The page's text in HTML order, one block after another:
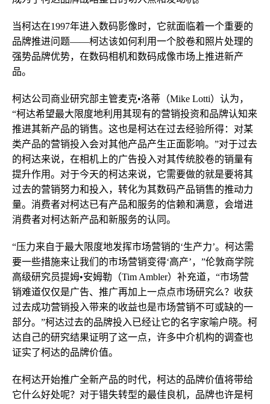
当柯达在1997年进入数码影像时，它就面临着一个重要的
品牌推进问题——柯达该如何利用一个胶卷和照片处理的
强势品牌优势，在数码相机和数码成像市场上推进新产
品。
柯达公司商业研究部主管麦克•洛蒂（Mike Lotti）认为，
“柯达希望最大限度地利用其现有的营销投资和品牌认知来
推进其新产品的销售。这也是柯达在过去经验所得：对某
类产品的营销投入会对其他产品产生正面影响。”对于过去
的柯达来说，在相机上的广告投入对其传统胶卷的销量有
提升作用。对于今天的柯达来说，它需要做的就是要将其
过去的营销努力和投入，转化为其数码产品销售的推动力
量。消费者对柯达已有产品和服务的信赖和满意，会增进
消费者对柯达新产品和新服务的认同。
“压力来自于最大限度地发挥市场营销的‘生产力’。柯达需
要一些措施来让我们的市场营销变得‘高产’，”伦敦商学院
高级研究员提姆•安姆勒（Tim Ambler）补充道，“市场营
销难道仅仅是广告、推广再加上一点点市场研究么？收获
过去成功营销投入带来的收益也是市场营销不可或缺的一
部分。”柯达过去的品牌投入已经让它的名字家喻户晓。柯
达自己的研究结果证明了这一点，许多中介机构的调查也
证实了柯达的品牌价值。
在柯达开始推广全新产品的时代，柯达的品牌价值将带给
它什么好处呢？对于错失转型的最佳良机，品牌也许是柯